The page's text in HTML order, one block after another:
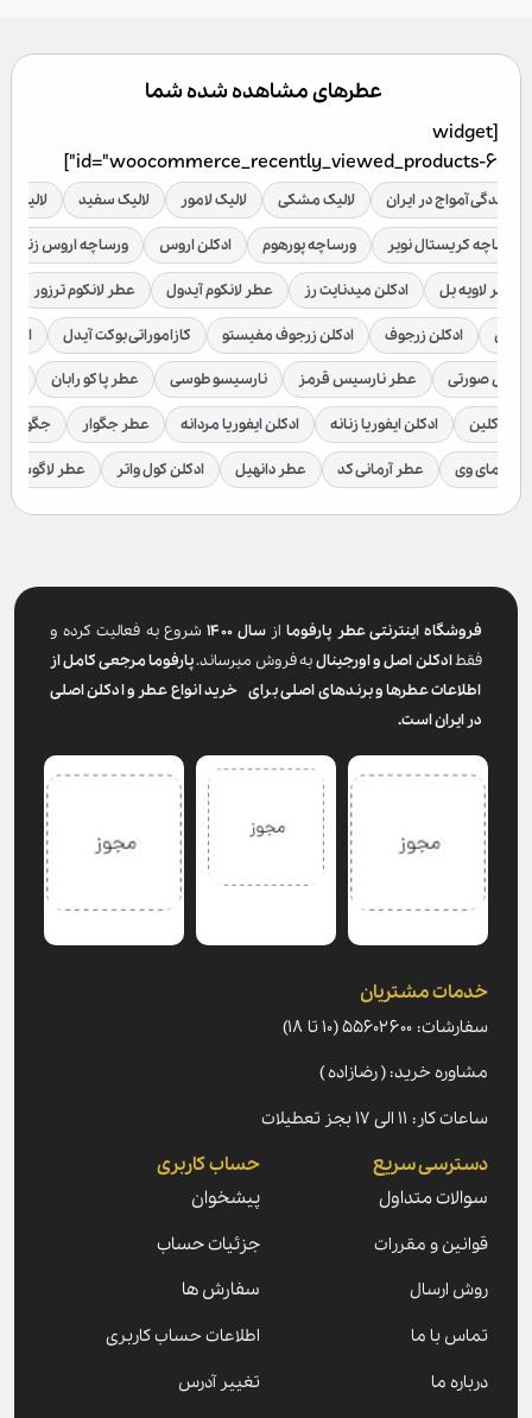
عطرهای مشاهده شده شما
[widget
id="woocommerce_recently_viewed_products-6"]
نمایندگی آمواج در ایران لالیک مشکی لالیک لامور لالیک سفید لالیک
ورساچه کریستال نویر ورساچه پورهوم ادکلن اروس ورساچه اروس زنانه
عطر لاویه بل ادکلن میدنایت رز عطر لانکوم آیدول عطر لانکوم ترزور
ادکلن زرجوف ادکلن زرجوف مفیستو کازاموراتی بوکت آیدل
صورتی عطر نارسیس قرمز نارسیسو طوسی عطر پاکو رابان
کلین ادکلن ایفوریا زنانه ادکلن ایفوریا مردانه عطر جگوار جگوار
عطر مای وی عطر آرمانی کد عطر دانهیل ادکلن کول واتر عطر لاگوست
فروشگاه اینترنتی عطر پارفوما از سال ۱۴۰۰
شروع به فعالیت کرده و
فقطادکلن اصل و اورجینالبه فروش میرساند.پارفومامرجعی کامل از
اطلاعات عطرها و برندهای اصلی برای خرید انواع عطر و ادکلن اصلی
در ایران است.
خدمات مشتریان
سفارشات: ۵۵۶۰۲۶۰۰ (۱۰ تا ۱۸)
مشاوره خرید: ( رضازاده )
ساعات کار: ۱۱ الی ۱۷ بجز تعطیلات
دسترسی سریع
سوالات متداول
قوانین و مقررات
روش ارسال
تماس با ما
درباره ما
حساب کاربری
پیشخوان
جزئیات حساب
سفارش ها
اطلاعات حساب کاربری
تغییر آدرس